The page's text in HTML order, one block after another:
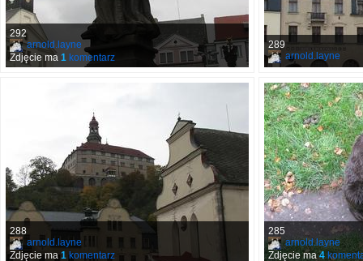
292
arnold.layne
Zdjęcie ma 1 komentarz
289
arnold.layne
288
arnold.layne
Zdjęcie ma1 komentarz
285
arnold.layne
Zdjęcie ma4